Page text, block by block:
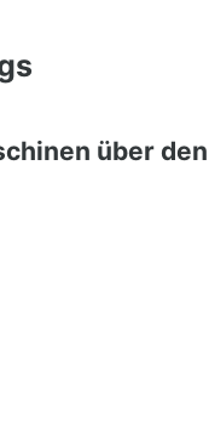
über